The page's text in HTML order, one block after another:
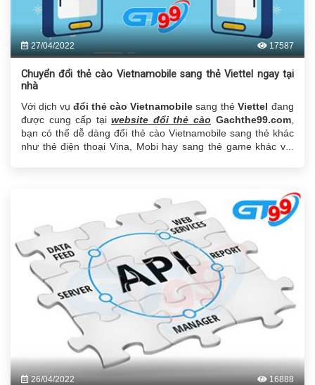
27/04/2022 17587
Chuyển đổi thẻ cào Vietnamobile sang thẻ Viettel ngay tại
nhà
Với dịch vụ đổi thẻ cào Vietnamobile sang thẻ Viettel đang
được cung cấp tại website đổi thẻ cào Gachthe99.com
bạn có thể dễ dàng đổi thẻ cào Vietnamobile sang thẻ khác
như thẻ điện thoại Vina, Mobi hay sang thẻ game khác với
26/04/2022 16888